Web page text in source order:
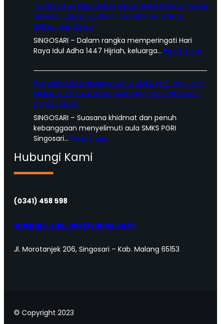
Tumbuhkan Kepedulian Sosial, SMKS PGRI Singosari
Salurkan Daging Kurban Idul Adha ke Warga
Sekitar dan Siswa
SINGOSARI – Dalam rangka memperingati Hari
Raya Idul Adha 1447 Hijriah, keluarga… Read more
u
m
Purnawiyata Angkatan XXXVII SMKS PGRI Singosari:
Melepas 221 Lulusan Unggul yang Siap Taklukkan
Dunia Industri
SINGOSARI – Suasana khidmat dan penuh
kebanggaan menyelimuti aula SMKS PGRI
Singosari… Read more
a
a
Hubungi Kami
(0341) 458 598
smkpgri_sgs_mlg@yahoo.co.id
Jl. Morotanjek 206, Singosari – Kab. Malang 65153
© Copyright 2023